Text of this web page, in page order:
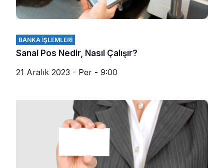
BANKA İŞLEMLERI
Sanal Pos Nedir, Nasıl Çalışır?
21 Aralık 2023 - Per - 9:00